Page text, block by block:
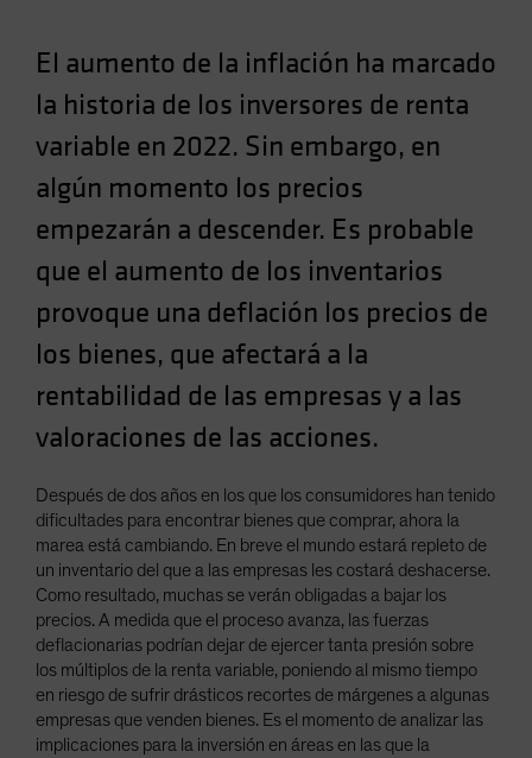
Switzerland
Taiwan - 台灣
UK
United States (US Citizens)
US (Non-US Citizens/NRC)
El aumento de la inflación ha marcado
la historia de los inversores de renta
variable en 2022. Sin embargo, en
algún momento los precios
empezarán a descender. Es probable
que el aumento de los inventarios
provoque una deflación los precios de
los bienes, que afectará a la
rentabilidad de las empresas y a las
valoraciones de las acciones.
Después de dos años en los que los consumidores han tenido
dificultades para encontrar bienes que comprar, ahora la
marea está cambiando. En breve el mundo estará repleto de
un inventario del que a las empresas les costará deshacerse.
Como resultado, muchas se verán obligadas a bajar los
precios. A medida que el proceso avanza, las fuerzas
deflacionarias podrían dejar de ejercer tanta presión sobre
los múltiplos de la renta variable, poniendo al mismo tiempo
en riesgo de sufrir drásticos recortes de márgenes a algunas
empresas que venden bienes. Es el momento de analizar las
implicaciones para la inversión en áreas en las que la